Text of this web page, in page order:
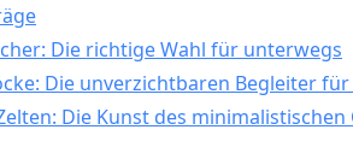
Die richtige Wahl für unterwegs
Die unverzichtbaren Begleiter
Die Kunst des minimalistischen